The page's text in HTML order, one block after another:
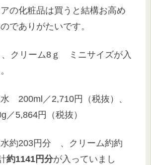
の化粧品は買うと結構お高め
でありがたいです。
、クリーム8ｇ ミニサイズが入
200ml／2,710円（税抜）、
／5,864円（税抜）
約203円分 、クリーム約約
約1141円分が入っていまし